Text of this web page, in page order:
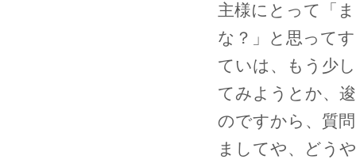
主様にとって「
な？」と思って
ていは、もう少
てみようとか、
のですから、質
ましてや、どう